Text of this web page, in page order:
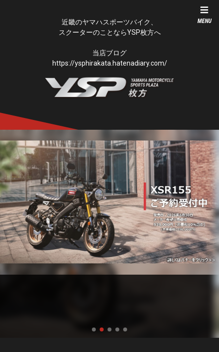
MENU
近畿のヤマハスポーツバイク、
スクーターのことならYSP枚方へ
当店ブログ
https://ysphirakata.hatenadiary.com/